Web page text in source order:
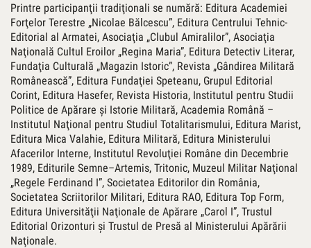
Printre participanţii tradiţionali se numără: Editura Academiei
Forţelor Terestre „Nicolae Bălcescu”, Editura Centrului Tehnic-
Editorial al Armatei, Asociaţia „Clubul Amiralilor”, Asociaţia
Naţională Cultul Eroilor „Regina Maria”, Editura Detectiv Literar,
Fundaţia Culturală „Magazin Istoric”, Revista „Gândirea Militară
Românească”, Editura Fundaţiei Speteanu, Grupul Editorial
Corint, Editura Hasefer, Revista Historia, Institutul pentru Studii
Politice de Apărare şi Istorie Militară, Academia Română –
Institutul Naţional pentru Studiul Totalitarismului, Editura Marist,
Editura Mica Valahie, Editura Militară, Editura Ministerului
Afacerilor Interne, Institutul Revoluţiei Române din Decembrie
1989, Editurile Semne–Artemis, Tritonic, Muzeul Militar Naţional
„Regele Ferdinand I”, Societatea Editorilor din România,
Societatea Scriitorilor Militari, Editura RAO, Editura Top Form,
Editura Universităţii Naţionale de Apărare „Carol I”, Trustul
Editorial Orizonturi şi Trustul de Presă al Ministerului Apărării
Naţionale.